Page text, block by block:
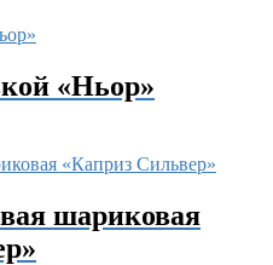
«Ньор»
шариковая